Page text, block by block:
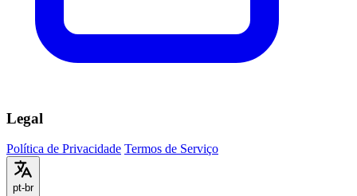
Legal
Política de Privacidade Termos de Serviço
pt-br